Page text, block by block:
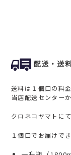
配送・送
送料は１個口の料金
当店配送センター
クロネコヤマトに
１個口でお届けで